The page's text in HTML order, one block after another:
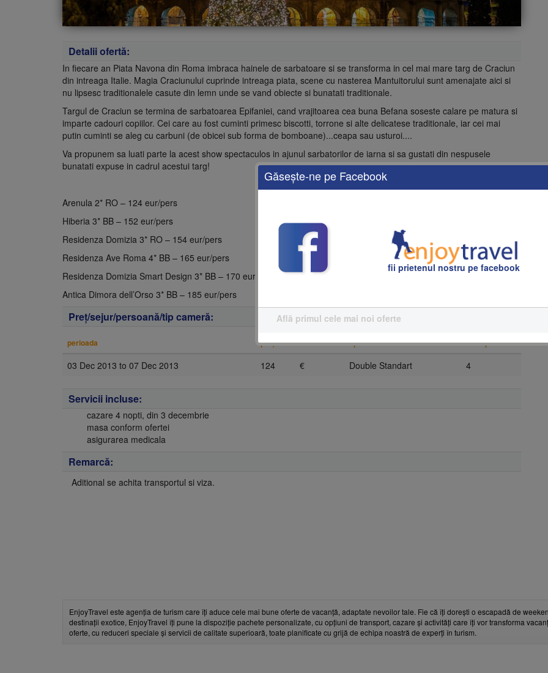
Detalii ofertă:
In fiecare an Piata Navona din Roma imbraca hainele de sarbatoare si se transforma in cel mai mare targ de Craciun
din intreaga Italie. Magia Craciunului cuprinde intreaga piata, scene cu nasterea Mantuitorului sunt amenajate aici si
nu lipsesc traditionalele casute din lemn unde se vand obiecte si bunatati traditionale.
Targul de Craciun se termina de sarbatoarea Epifaniei, cand vrajitoarea cea buna Befana soseste calare pe matura si
imparte cadouri copiilor. Cei care au fost cuminti primesc biscotti, torrone si alte delicatese traditionale, iar cei mai
putin cuminti se aleg cu carbuni (de obicei sub forma de bomboane)...ceapa sau usturoi....
Va propunem sa luati parte la acest show spectaculos in ajunul sarbatorilor de iarna si sa gustati din nespusele
bunatati expuse in cadrul acestui targ!
Arenula 2* RO – 124 eur/pers
Hiberia 3* BB – 152 eur/pers
Residenza Domizia 3* RO – 154 eur/pers
Residenza Ave Roma 4* BB – 165 eur/pers
Residenza Domizia Smart Design 3* BB – 170 eur/pers
Antica Dimora dell’Orso 3* BB – 185 eur/pers
Preţ/sejur/persoană/tip cameră:
perioada preţ valuta tip camera nr. nopti
03 Dec 2013 to 07 Dec 2013 124 € Double Standart 4
Servicii incluse:
cazare 4 nopti, din 3 decembrie
masa conform ofertei
asigurarea medicala
Remarcă:
Aditional se achita transportul si viza.
EnjoyTravel este agenția de turism care îți aduce cele mai bune oferte de vacanță, adaptate nevoilor tale. Fie că îți dorești o escapadă de
destinații exotice, EnjoyTravel îți pune la dispoziție pachete personalizate, cu opțiuni de transport, cazare și activități care îți vor transforma
oferte, cu reduceri speciale și servicii de calitate superioară, toate planificate cu grijă de echipa noastră de experți în turism.
Găseşte-ne pe Facebook
fii prietenul nostru pe facebook
Află primul cele mai noi oferte